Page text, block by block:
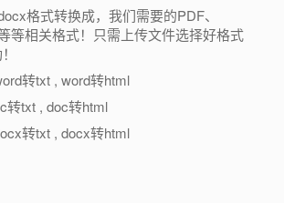
格式转换成，我们需要的PDF、
等相关格式！只需上传文件选择好格式
转txt , word转html
转txt , doc转html
转txt , docx转html